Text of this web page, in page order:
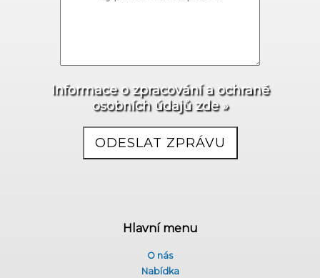
Informace o zpracování a ochraně
osobních údajů zde »
Hlavní menu
O nás
Nabídka